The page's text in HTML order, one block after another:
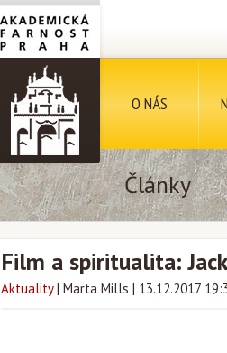
O NÁS
Články
Film a spiritualita:
Aktuality | Marta Mills | 13.12.2017